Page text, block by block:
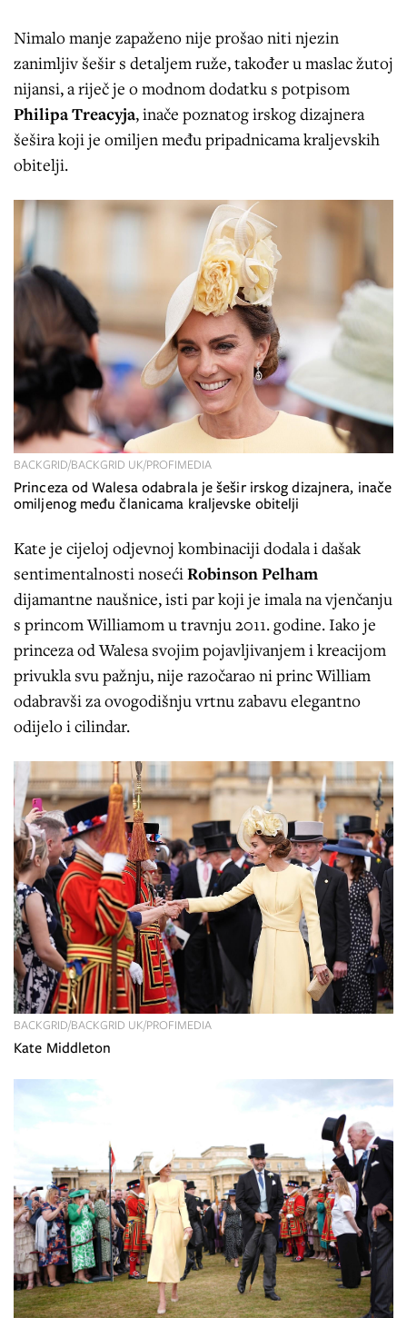
Nimalo manje zapaženo nije prošao niti njezin
zanimljiv šešir s detaljem ruže, također u maslac žutoj
nijansi, a riječ je o modnom dodatku s potpisom
Philipa Treacyja, inače poznatog irskog dizajnera
šešira koji je omiljen među pripadnicama kraljevskih
obitelji.
Princeza od Walesa odabrala je šešir irskog dizajnera, inače
omiljenog među članicama kraljevske obitelji
BACKGRID/BACKGRID UK/PROFIMEDIA
Kate je cijeloj odjevnoj kombinaciji dodala i dašak
sentimentalnosti nosećiRobinson Pelham
dijamantne naušnice, isti par koji je imala na vjenčanju
s princom Williamom u travnju 2011. godine. Iako je
princeza od Walesa svojim pojavljivanjem i kreacijom
privukla svu pažnju, nije razočarao ni princ William
odabravši za ovogodišnju vrtnu zabavu elegantno
odijelo i cilindar.
Kate Middleton
BACKGRID/BACKGRID UK/PROFIMEDIA